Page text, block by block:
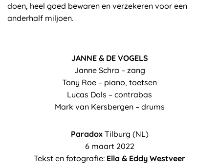
doen, heel goed bewaren en verzekeren voor een
anderhalf miljoen.
JANNE & DE VOGELS
Janne Schra – zang
Tony Roe – piano, toetsen
Lucas Dols – contrabas
Mark van Kersbergen – drums
ParadoxTilburg (NL)
6 maart 2022
Tekst en fotografie: Ella & Eddy Westveer